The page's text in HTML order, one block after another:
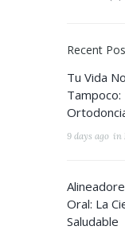
Recent
Tu Vida
9 days ago in
Oral: La
Saludable